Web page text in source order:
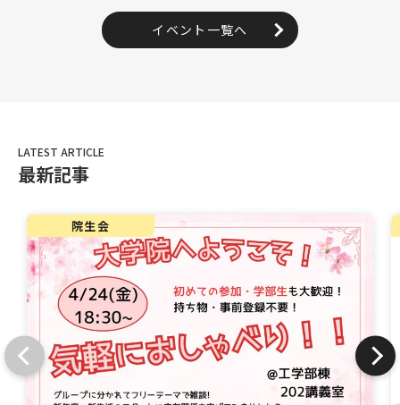
イベント一覧へ
最新記事
院生会